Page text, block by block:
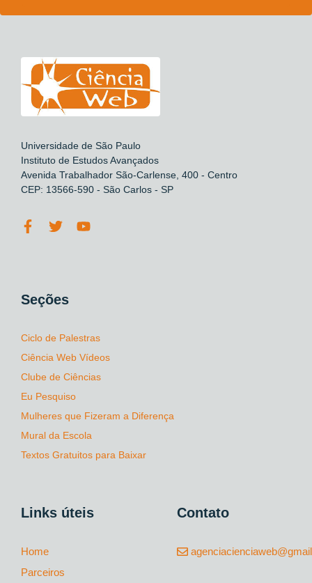
Universidade de São Paulo
Instituto de Estudos Avançados
Avenida Trabalhador São-Carlense, 400 - Centro
CEP: 13566-590 - São Carlos - SP
Seções
Ciclo de Palestras
Ciência Web Vídeos
Clube de Ciências
Eu Pesquiso
Mulheres que Fizeram a Diferença
Mural da Escola
Textos Gratuitos para Baixar
Links úteis
Home
Parceiros
Contato